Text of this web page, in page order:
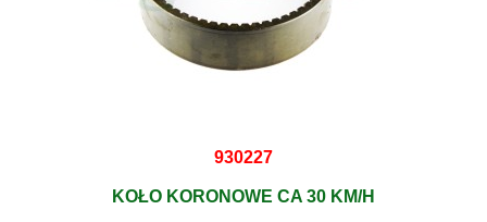
930227
KOŁO KORONOWE CA 30 KM/H